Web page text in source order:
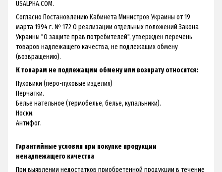
USALPHA.COM.
Согласно Постановлению Кабинета Министров Украины от 19
марта 1994 г. № 172 О реализации отдельных положений Закона
Украины "О защите прав потребителей", утвержден перечень
товаров надлежащего качества, не подлежащих обмену
(возвращению).
К товарам не подлежащим обмену или возврату относятся:
Пуховики (перо-пуховые изделия)
Перчатки.
Белье нательное (термобелье, белье, купальники).
Носки.
Антифог.
Гарантийные условия при покупке продукции
ненадлежащего качества
При выявлении недостатков приобретенной продукции в течение